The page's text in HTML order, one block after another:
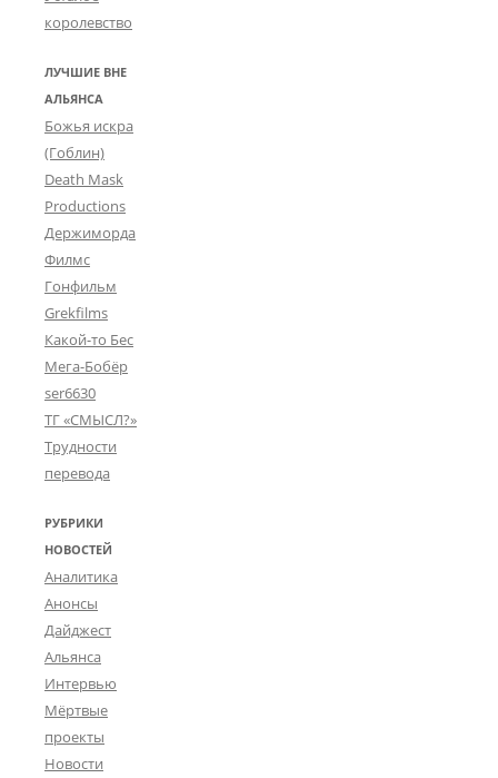
королевство
ЛУЧШИЕ ВНЕ
АЛЬЯНСА
Божья искра
(Гоблин)
Death Mask
Productions
Держиморда
Филмс
Гонфильм
Grekfilms
Какой-то Бес
Мега-Бобёр
ser6630
ТГ «СМЫСЛ?»
Трудности
перевода
РУБРИКИ
НОВОСТЕЙ
Аналитика
Анонсы
Дайджест
Альянса
Интервью
Мёртвые
проекты
Новости